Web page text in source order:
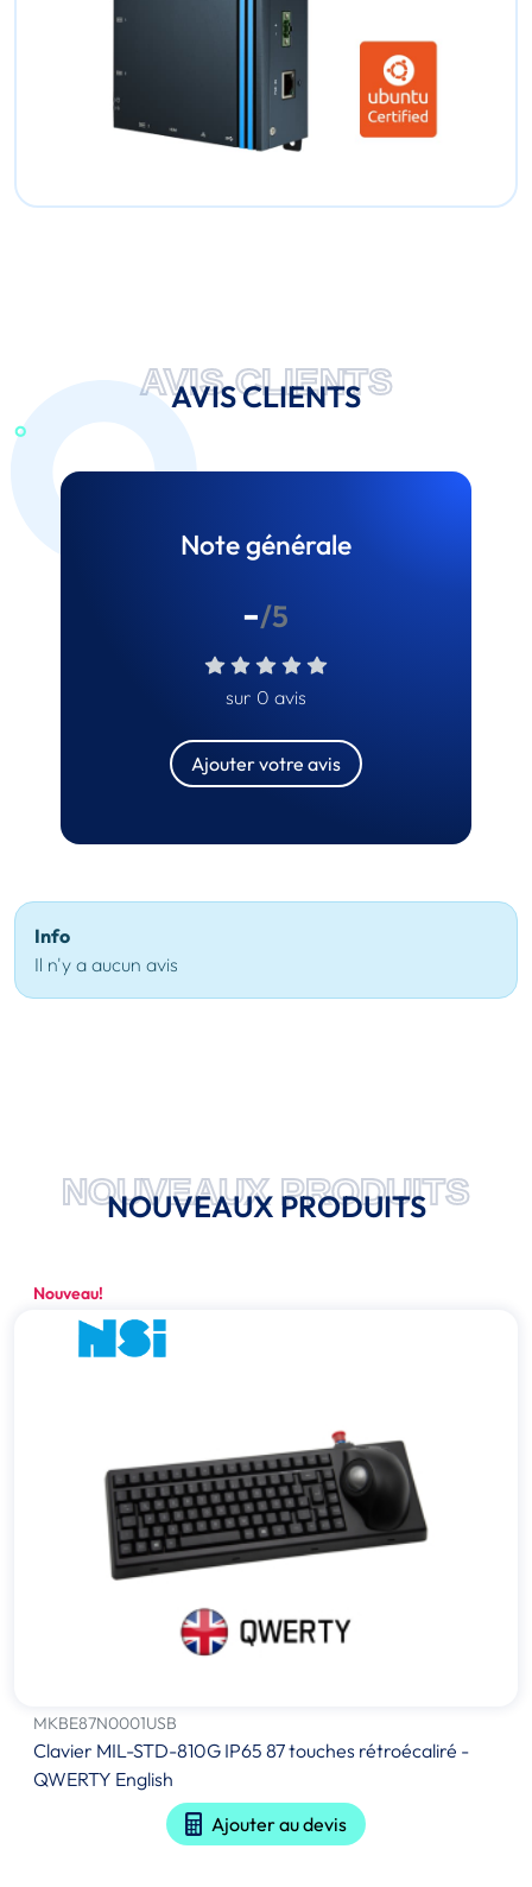
AVIS CLIENTS
AVIS CLIENTS
Note générale
-/5
sur 0 avis
Ajouter votre avis
Info
Il n'y a aucun avis
NOUVEAUX PRODUITS
NOUVEAUX PRODUITS
Nouveau!
MKBE87N0001USB
Clavier MIL-STD-810G IP65 87 touches rétroécaliré -
QWERTY English
Ajouter au devis